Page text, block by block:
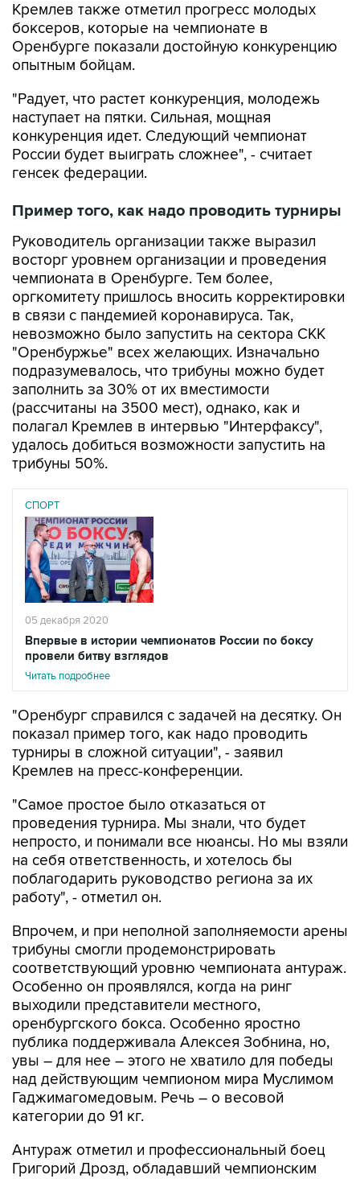
Кремлев также отметил прогресс молодых
боксеров, которые на чемпионате в
Оренбурге показали достойную конкуренцию
опытным бойцам.
"Радует, что растет конкуренция, молодежь
наступает на пятки. Сильная, мощная
конкуренция идет. Следующий чемпионат
России будет выиграть сложнее", - считает
генсек федерации.
Пример того, как надо проводить турниры
Руководитель организации также выразил
восторг уровнем организации и проведения
чемпионата в Оренбурге. Тем более,
оргкомитету пришлось вносить корректировки
в связи с пандемией коронавируса. Так,
невозможно было запустить на сектора СКК
"Оренбуржье" всех желающих. Изначально
подразумевалось, что трибуны можно будет
заполнить за 30% от их вместимости
(рассчитаны на 3500 мест), однако, как и
полагал Кремлев в интервью "Интерфаксу",
удалось добиться возможности запустить на
трибуны 50%.
СПОРТ
05 декабря 2020
Впервые в истории чемпионатов России по боксу
провели битву взглядов
Читать подробнее
"Оренбург справился с задачей на десятку. Он
показал пример того, как надо проводить
турниры в сложной ситуации", - заявил
Кремлев на пресс-конференции.
"Самое простое было отказаться от
проведения турнира. Мы знали, что будет
непросто, и понимали все нюансы. Но мы взяли
на себя ответственность, и хотелось бы
поблагодарить руководство региона за их
работу", - отметил он.
Впрочем, и при неполной заполняемости арены
трибуны смогли продемонстрировать
соответствующий уровню чемпионата антураж.
Особенно он проявлялся, когда на ринг
выходили представители местного,
оренбургского бокса. Особенно яростно
публика поддерживала Алексея Зобнина, но,
увы – для нее – этого не хватило для победы
над действующим чемпионом мира Муслимом
Гаджимагомедовым. Речь – о весовой
категории до 91 кг.
Антураж отметил и профессиональный боец
Григорий Дрозд, обладавший чемпионским